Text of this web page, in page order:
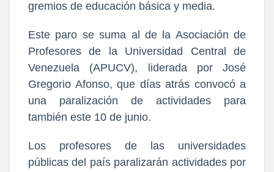
gremios de educación básica y media.
Este paro se suma al de la Asociación de
Profesores de la Universidad Central de
Venezuela (APUCV), liderada por José
Gregorio Afonso, que días atrás convocó a
una paralización de actividades para
también este 10 de junio.
Los profesores de las universidades
públicas del país paralizarán actividades por